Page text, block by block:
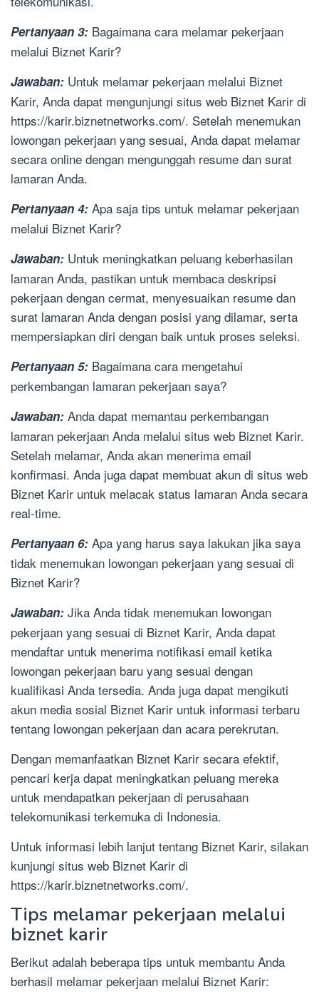
Pertanyaan 3: Bagaimana cara melamar pekerjaan
melalui Biznet Karir?
Jawaban: Untuk melamar pekerjaan melalui Biznet
Karir, Anda dapat mengunjungi situs web Biznet Karir di
https://karir.biznetnetworks.com/. Setelah menemukan
lowongan pekerjaan yang sesuai, Anda dapat melamar
secara online dengan mengunggah resume dan surat
lamaran Anda.
Pertanyaan 4: Apa saja tips untuk melamar pekerjaan
melalui Biznet Karir?
Jawaban: Untuk meningkatkan peluang keberhasilan
lamaran Anda, pastikan untuk membaca deskripsi
pekerjaan dengan cermat, menyesuaikan resume dan
surat lamaran Anda dengan posisi yang dilamar, serta
mempersiapkan diri dengan baik untuk proses seleksi.
Pertanyaan 5: Bagaimana cara mengetahui
perkembangan lamaran pekerjaan saya?
Jawaban: Anda dapat memantau perkembangan
lamaran pekerjaan Anda melalui situs web Biznet Karir.
Setelah melamar, Anda akan menerima email
konfirmasi. Anda juga dapat membuat akun di situs web
Biznet Karir untuk melacak status lamaran Anda secara
real-time.
Pertanyaan 6: Apa yang harus saya lakukan jika saya
tidak menemukan lowongan pekerjaan yang sesuai di
Biznet Karir?
Jawaban: Jika Anda tidak menemukan lowongan
pekerjaan yang sesuai di Biznet Karir, Anda dapat
mendaftar untuk menerima notifikasi email ketika
lowongan pekerjaan baru yang sesuai dengan
kualifikasi Anda tersedia. Anda juga dapat mengikuti
akun media sosial Biznet Karir untuk informasi terbaru
tentang lowongan pekerjaan dan acara perekrutan.
Dengan memanfaatkan Biznet Karir secara efektif,
pencari kerja dapat meningkatkan peluang mereka
untuk mendapatkan pekerjaan di perusahaan
telekomunikasi terkemuka di Indonesia.
Untuk informasi lebih lanjut tentang Biznet Karir, silakan
kunjungi situs web Biznet Karir di
https://karir.biznetnetworks.com/.
Tips melamar pekerjaan melalui
biznet karir
Berikut adalah beberapa tips untuk membantu Anda
berhasil melamar pekerjaan melalui Biznet Karir: